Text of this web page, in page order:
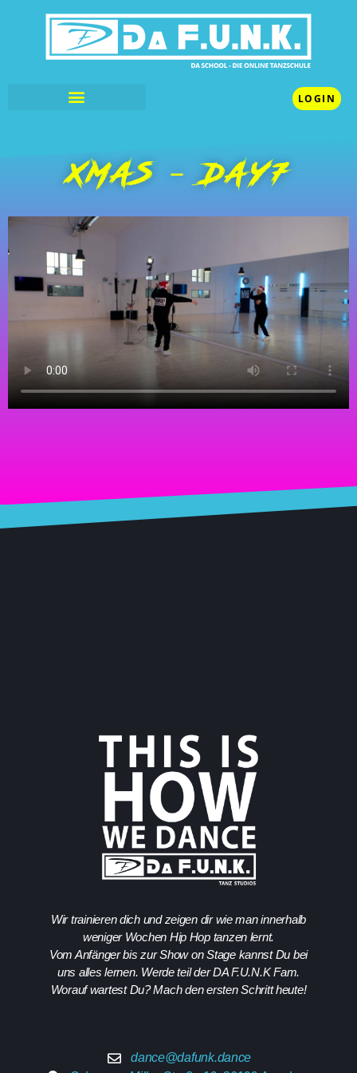
LOGIN
XMAS – DAY7
Wir trainieren dich und zeigen dir wie man innerhalb
weniger Wochen Hip Hop tanzen lernt.
Vom Anfänger bis zur Show on Stage kannst Du bei
uns alles lernen. Werde teil der DA F.U.N.K Fam.
Worauf wartest Du? Mach den ersten Schritt heute!
dance@dafunk.dance